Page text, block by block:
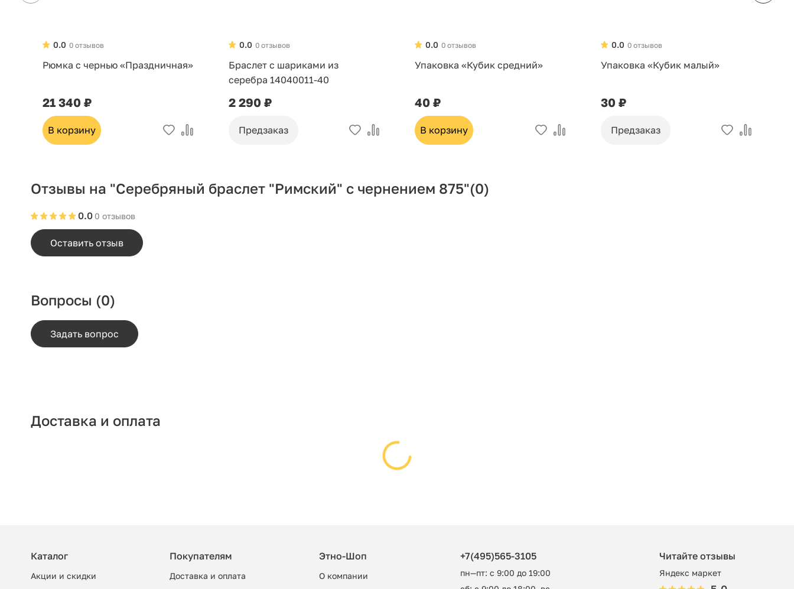
0 отзывов
0.0
Рюмка с чернью «Праздничная»
21 340 ₽
В корзину
0 отзывов
0.0
Браслет с шариками из
серебра 14040011-40
2 290 ₽
Предзаказ
0 отзывов
0.0
Упаковка «Кубик средний»
40 ₽
В корзину
0 отзывов
0.0
Упаковка «Кубик малый»
30 ₽
Предзаказ
Отзывы на "Серебряный браслет "Римский" с чернением 875"(0)
0 отзывов
0.0
Оставить отзыв
Вопросы (0)
Задать вопрос
Доставка и оплата
Каталог
Акции и скидки
Покупателям
Доставка и оплата
Этно-Шоп
О компании
+7(495)565-3105
пн—пт: с 9:00 до 19:00
Читайте отзывы
Яндекс маркет